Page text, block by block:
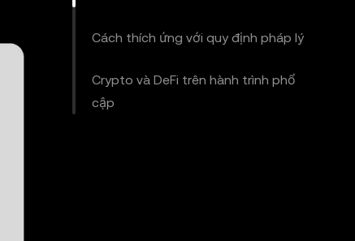
Cách thích ứng với quy định pháp lý
Crypto và DeFi trên hành trình phổ
cập